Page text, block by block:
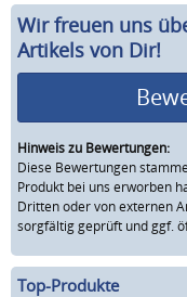
Wir freuen uns
Artikels von Dir!
Hinweis zu Bewertungen:
Diese Bewertungen
Produkt bei uns erworben
Dritten oder von externen
sorgfältig geprüft und ggf.
Top-Produkte